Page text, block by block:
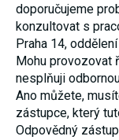
doporučujeme
konzultovat s
Praha 14,
Mohu provozovat
nesplňuji
Ano můžete,
zástupce, který
Odpovědný